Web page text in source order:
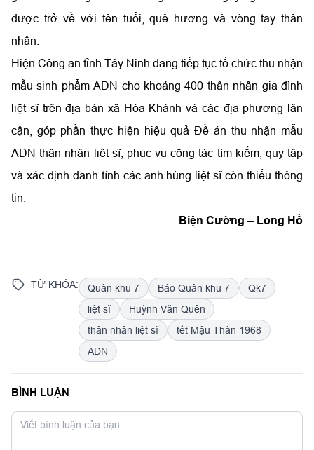
được trở về với tên tuổi, quê hương và vòng tay thân
nhân.
Hiện Công an tỉnh Tây Ninh đang tiếp tục tổ chức thu nhận
mẫu sinh phẩm ADN cho khoảng 400 thân nhân gia đình
liệt sĩ trên địa bàn xã Hòa Khánh và các địa phương lân
cận, góp phần thực hiện hiệu quả Đề án thu nhận mẫu
ADN thân nhân liệt sĩ, phục vụ công tác tìm kiếm, quy tập
và xác định danh tính các anh hùng liệt sĩ còn thiếu thông
tin.
Biện Cường – Long Hồ
TỪ KHÓA: Quân khu 7 Báo Quân khu 7
Qk7
liệt sĩ
Huỳnh Văn Quên
thân nhân liệt sĩ
tết Mậu Thân 1968
ADN
BÌNH LUẬN